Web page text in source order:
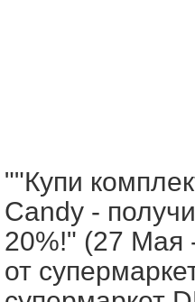
""Купи
Candy -
20%!" (27 Мая
от